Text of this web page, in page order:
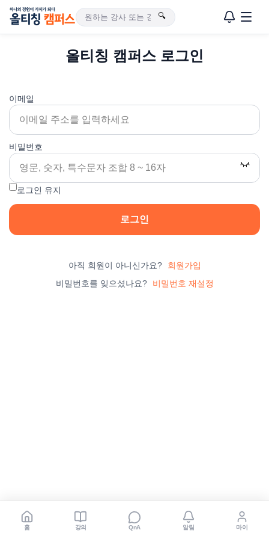
🔍
홈 강의 QnA 알림 마이
올티칭 캠퍼스 로그인
이메일
비밀번호
로그인 유지
로그인
아직 회원이 아니신가요?
회원가입
비밀번호를 잊으셨나요?
비밀번호 재설정